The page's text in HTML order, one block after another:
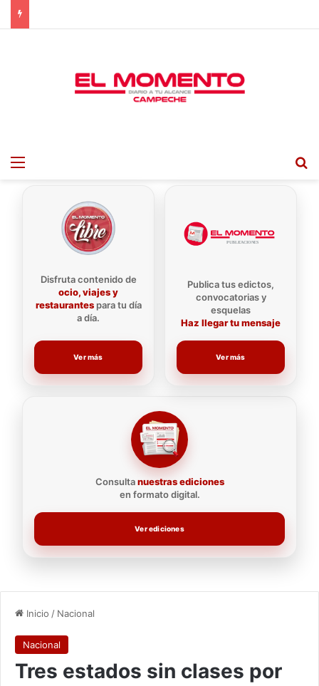
Menu
Disfruta contenido de
ocio, viajes y
restaurantespara tu día
a día.
Ver más
Consultanuestras ediciones
en formato digital.
Ver ediciones
Publica tus edictos,
convocatorias y
esquelas
Haz llegar tu mensaje
Ver más
Inicio / Nacional
Nacional
Tres estados sin clases por